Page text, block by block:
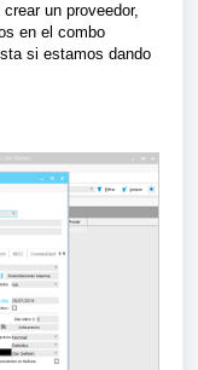
un proveedor,
en el combo
si estamos dando